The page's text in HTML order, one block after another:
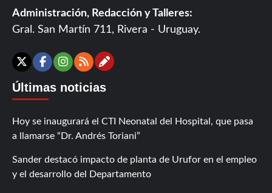
Administración, Redacción y Talleres:
Gral. San Martín 711, Rivera - Uruguay.
X Facebook
Instagram
RSSContáctanos
Últimas noticias
Hoy se inaugurará el CTI Neonatal del Hospital, que pasa
a llamarse “Dr. Andrés Toriani”
Sander destacó impacto de planta de Urufor en el empleo
y el desarrollo del Departamento